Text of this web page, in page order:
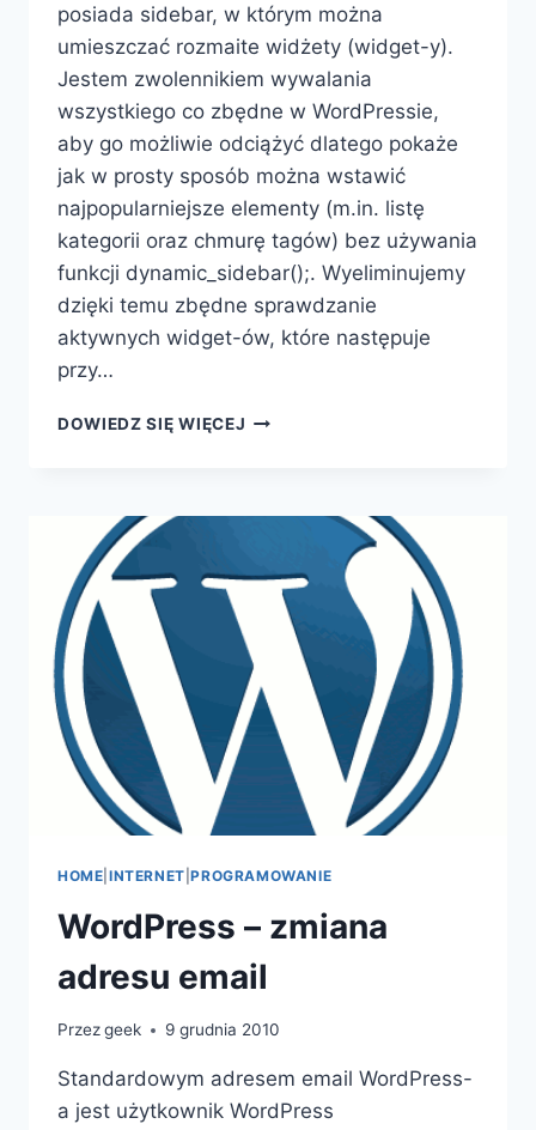
posiada sidebar, w którym można
umieszczać rozmaite widżety (widget-y).
Jestem zwolennikiem wywalania
wszystkiego co zbędne w WordPressie,
aby go możliwie odciążyć dlatego pokaże
jak w prosty sposób można wstawić
najpopularniejsze elementy (m.in. listę
kategorii oraz chmurę tagów) bez używania
funkcji dynamic_sidebar();. Wyeliminujemy
dzięki temu zbędne sprawdzanie
aktywnych widget-ów, które następuje
przy…
DOWIEDZ SIĘ WIĘCEJ WORDPRESS
PANELU.
HOME INTERNET |PROGRAMOWANIE
WordPress – zmiana
adresu email
Przezgeek 9 grudnia 2010
Standardowym adresem email WordPress-
a jest użytkownik WordPress